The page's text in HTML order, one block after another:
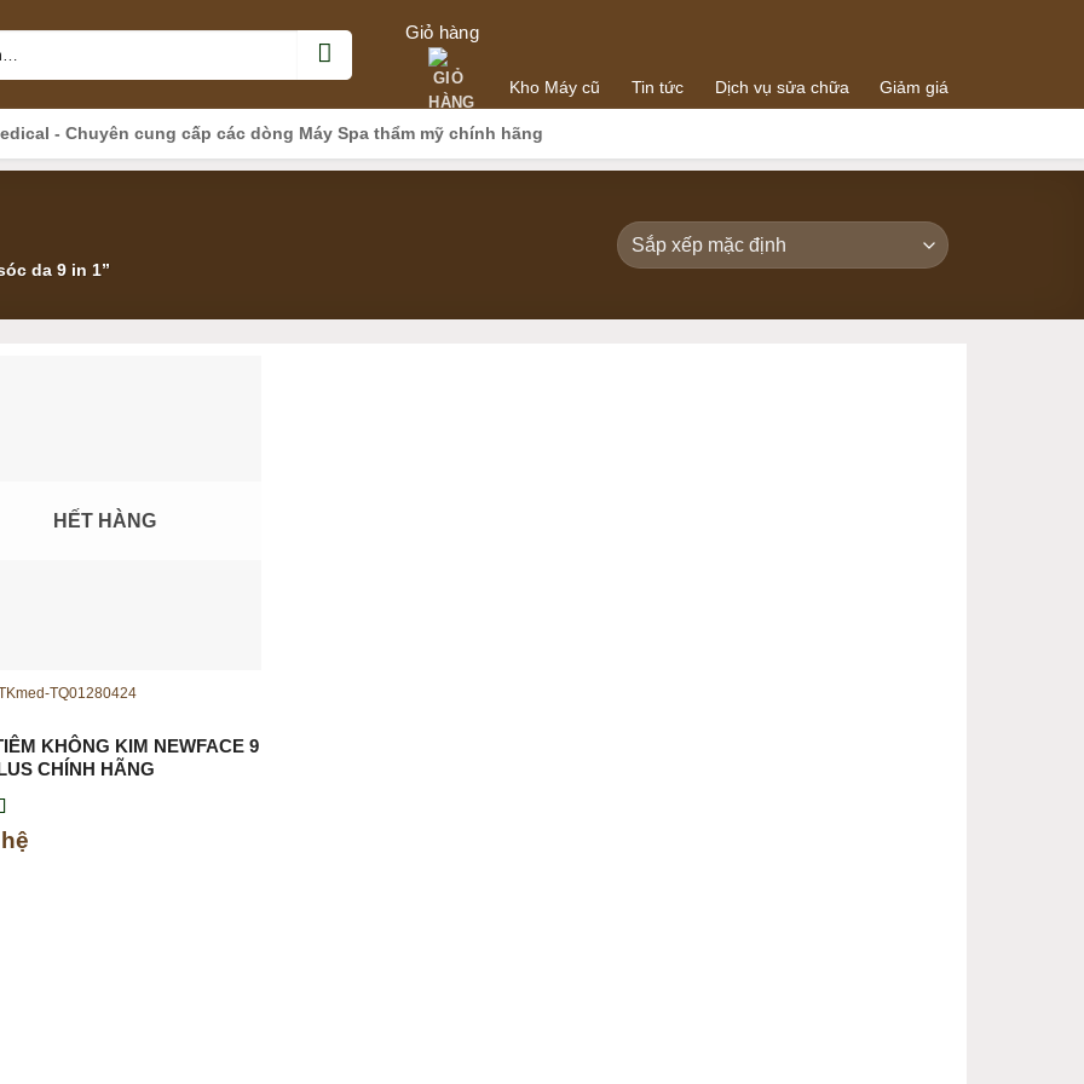
Giỏ hàng
Kho Máy cũ Tin tức Dịch vụ sửa chữa Giảm giá
- Chuyên cung cấp các dòng Máy Spa thẩm mỹ chính hãng
da 9 in 1”
HẾT HÀNG
TQ01280424
KHÔNG KIM NEWFACE 9
CHÍNH HÃNG
5